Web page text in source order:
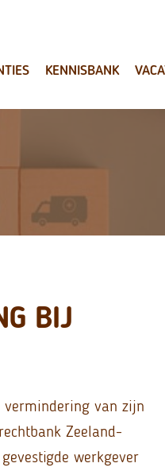
KENNISBANK
BIJ
vermindering van zijn
Zeeland-
werkgever